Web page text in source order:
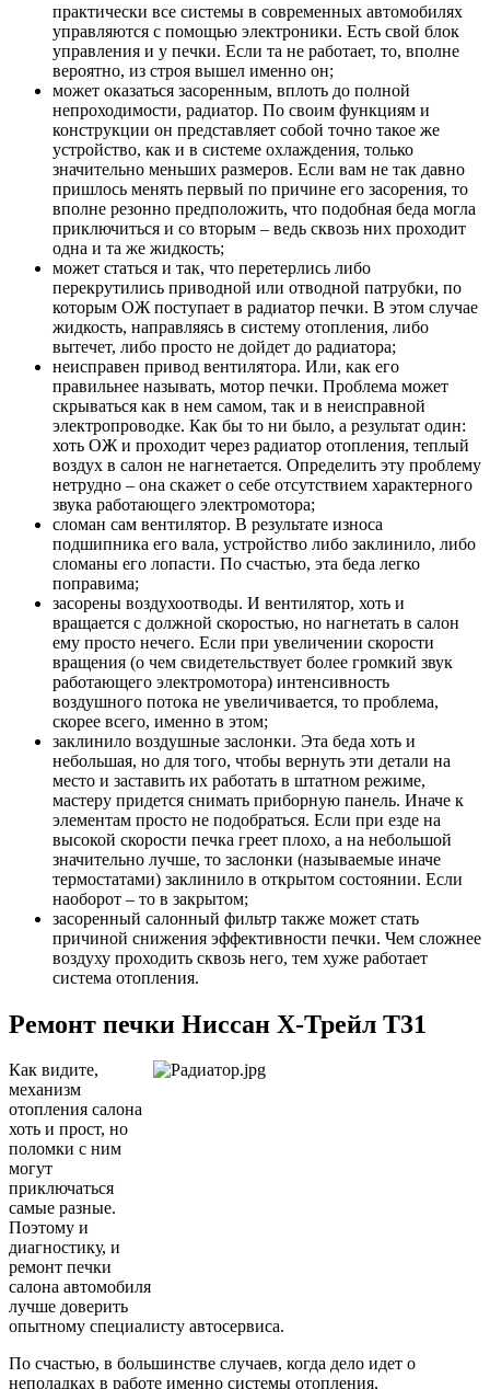
практически все системы в современных автомобилях
управляются с помощью электроники. Есть свой блок
управления и у печки. Если та не работает, то, вполне
вероятно, из строя вышел именно он;
может оказаться засоренным, вплоть до полной
непроходимости, радиатор. По своим функциям и
конструкции он представляет собой точно такое же
устройство, как и в системе охлаждения, только
значительно меньших размеров. Если вам не так давно
пришлось менять первый по причине его засорения, то
вполне резонно предположить, что подобная беда могла
приключиться и со вторым – ведь сквозь них проходит
одна и та же жидкость;
может статься и так, что перетерлись либо
перекрутились приводной или отводной патрубки, по
которым ОЖ поступает в радиатор печки. В этом случае
жидкость, направляясь в систему отопления, либо
вытечет, либо просто не дойдет до радиатора;
неисправен привод вентилятора. Или, как его
правильнее называть, мотор печки. Проблема может
скрываться как в нем самом, так и в неисправной
электропроводке. Как бы то ни было, а результат один:
хоть ОЖ и проходит через радиатор отопления, теплый
воздух в салон не нагнетается. Определить эту проблему
нетрудно – она скажет о себе отсутствием характерного
звука работающего электромотора;
сломан сам вентилятор. В результате износа
подшипника его вала, устройство либо заклинило, либо
сломаны его лопасти. По счастью, эта беда легко
поправима;
засорены воздухоотводы. И вентилятор, хоть и
вращается с должной скоростью, но нагнетать в салон
ему просто нечего. Если при увеличении скорости
вращения (о чем свидетельствует более громкий звук
работающего электромотора) интенсивность
воздушного потока не увеличивается, то проблема,
скорее всего, именно в этом;
заклинило воздушные заслонки. Эта беда хоть и
небольшая, но для того, чтобы вернуть эти детали на
место и заставить их работать в штатном режиме,
мастеру придется снимать приборную панель. Иначе к
элементам просто не подобраться. Если при езде на
высокой скорости печка греет плохо, а на небольшой
значительно лучше, то заслонки (называемые иначе
термостатами) заклинило в открытом состоянии. Если
наоборот – то в закрытом;
засоренный салонный фильтр также может стать
причиной снижения эффективности печки. Чем сложнее
воздуху проходить сквозь него, тем хуже работает
система отопления.
Ремонт печки Ниссан Х-Трейл Т31
Как видите,
механизм
отопления салона
хоть и прост, но
поломки с ним
могут
приключаться
самые разные.
Поэтому и
диагностику, и
ремонт печки
салона автомобиля
лучше доверить
опытному специалисту автосервиса.
По счастью, в большинстве случаев, когда дело идет о
неполадках в работе именно системы отопления,